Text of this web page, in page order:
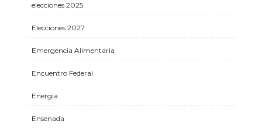
elecciones 2025
Elecciones 2027
Emergencia Alimentaria
Encuentro Federal
Energía
Ensenada